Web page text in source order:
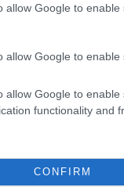
allow Google to
allow Google to
allow Google to
functionality and
CONFIRM